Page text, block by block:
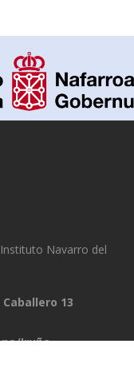
Navarro del
13
Iruña